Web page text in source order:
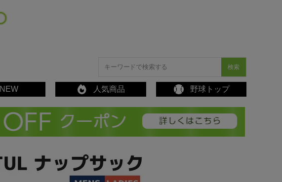
検索
NEW 人気商品 野球トップ